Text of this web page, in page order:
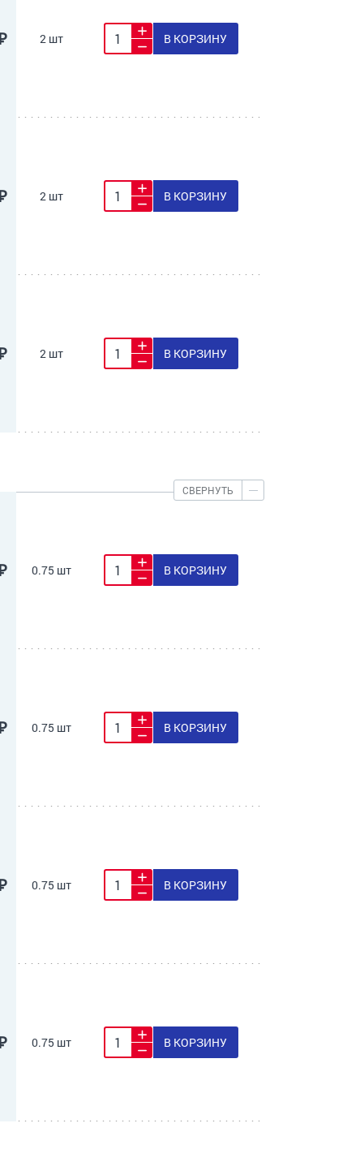
2 шт В КОРЗИНУ
2 шт В КОРЗИНУ
2 шт В КОРЗИНУ
СВЕРНУТЬ
0.75 шт В КОРЗИНУ
0.75 шт В КОРЗИНУ
0.75 шт В КОРЗИНУ
0.75 шт В КОРЗИНУ